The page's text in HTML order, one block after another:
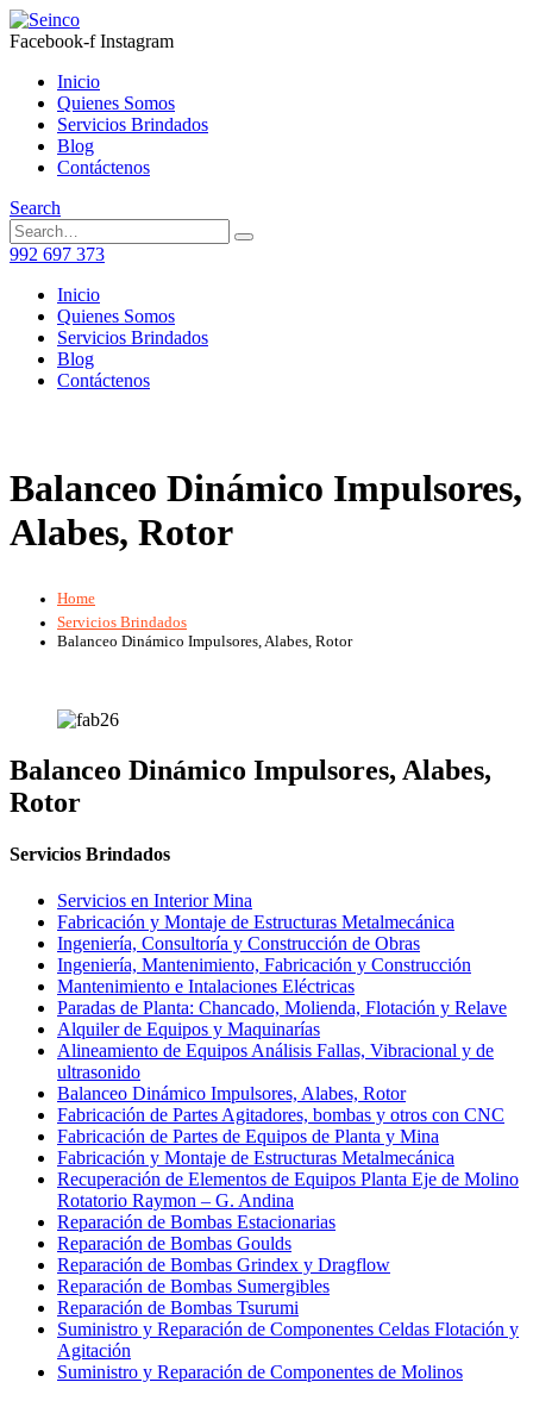
Facebook-f Instagram
Inicio
Quienes Somos
Servicios Brindados
Blog
Contáctenos
Search
992 697 373
Inicio
Quienes Somos
Servicios Brindados
Blog
Contáctenos
Balanceo Dinámico Impulsores,
Alabes, Rotor
Home
Servicios Brindados
Balanceo Dinámico Impulsores, Alabes, Rotor
Balanceo Dinámico Impulsores, Alabes,
Rotor
Servicios Brindados
Servicios en Interior Mina
Fabricación y Montaje de Estructuras Metalmecánica
Ingeniería, Consultoría y Construcción de Obras
Ingeniería, Mantenimiento, Fabricación y Construcción
Mantenimiento e Intalaciones Eléctricas
Paradas de Planta: Chancado, Molienda, Flotación y Relave
Alquiler de Equipos y Maquinarías
Alineamiento de Equipos Análisis Fallas, Vibracional y de
ultrasonido
Balanceo Dinámico Impulsores, Alabes, Rotor
Fabricación de Partes Agitadores, bombas y otros con CNC
Fabricación de Partes de Equipos de Planta y Mina
Fabricación y Montaje de Estructuras Metalmecánica
Recuperación de Elementos de Equipos Planta Eje de Molino
Rotatorio Raymon – G. Andina
Reparación de Bombas Estacionarias
Reparación de Bombas Goulds
Reparación de Bombas Grindex y Dragflow
Reparación de Bombas Sumergibles
Reparación de Bombas Tsurumi
Suministro y Reparación de Componentes Celdas Flotación y
Agitación
Suministro y Reparación de Componentes de Molinos